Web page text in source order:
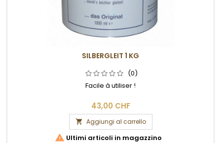
SILBERGLEIT 1 KG
(0)
Facile à utiliser !
43,00 CHF
 Aggiungi al carrello
 Ultimi articoli in magazzino